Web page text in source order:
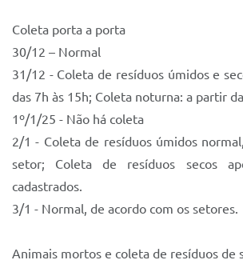
Coleta porta a porta
30/12 – Normal
31/12 - Coleta de resíduos úmidos e
das 7h às 15h; Coleta noturna: a partir
1º/1/25 - Não há coleta
2/1 - Coleta de resíduos úmidos
setor; Coleta de resíduos secos
cadastrados.
3/1 - Normal, de acordo com os setores.
Animais mortos e coleta de resíduos de